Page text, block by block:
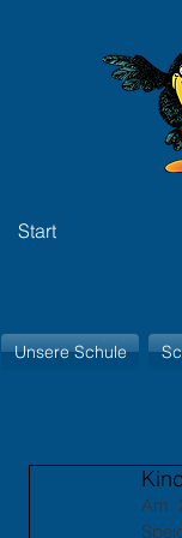
Start
Unsere Schule
Am